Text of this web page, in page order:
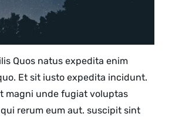
Quos natus expedita enim
Et sit iusto expedita incidunt.
magni unde fugiat voluptas
qui rerum eum aut. suscipit sint